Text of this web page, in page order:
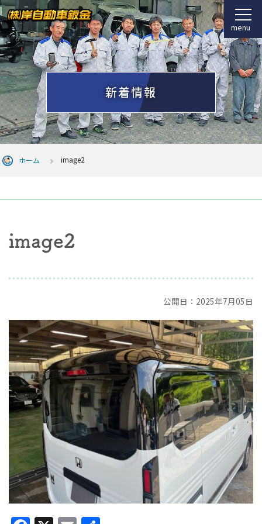
menu
新着情報
ホーム image2
image2
公開日：2025年7月05日